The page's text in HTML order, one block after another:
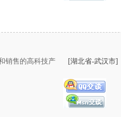
销售的高科技产
[湖北省-武汉市]